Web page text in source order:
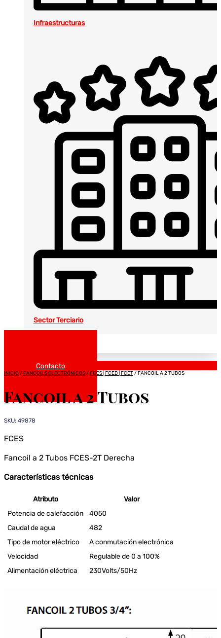
Infraestructuras
Sector Terciario
Contacto
INICIO/FANCOILS ELECTRÓNICOS/FCES | FCED | FCET/ FANCOIL A 2 TUBOS
Fancoil a 2 Tubos
SKU: 49878
FCES
Fancoil a 2 Tubos FCES-2T Derecha
Características técnicas
Atributo
Valor
Potencia de calefacción
4050
Caudal de agua
482
Tipo de motor eléctrico
A conmutación electrónica
Velocidad
Regulable de 0 a 100%
Alimentación eléctrica
230Volts/50Hz